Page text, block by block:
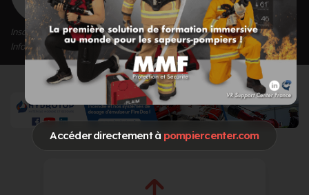
Accéder directement à pompiercenter.com
Grade : Infirmier Chef
Inscrit depuis le 03/02/2021 à 16:52
Informations mises à jour le 19/05/2021 à 12:57